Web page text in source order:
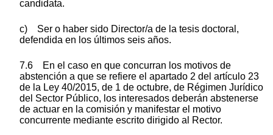
candidata.
c) Ser o haber sido Director/a de la tesis doctoral,
defendida en los últimos seis años.
7.6 En el caso en que concurran los motivos de
abstención a que se refiere el apartado 2 del artículo 23
de la Ley 40/2015, de 1 de octubre, de Régimen Jurídico
del Sector Público, los interesados deberán abstenerse
de actuar en la comisión y manifestar el motivo
concurrente mediante escrito dirigido al Rector.